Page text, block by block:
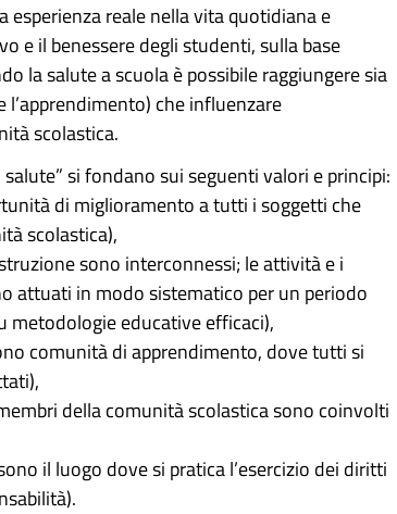
esperienza reale nella vita quotidiana e
e il benessere degli studenti, sulla base
la salute a scuola è possibile raggiungere sia
che influenzare
scolastica.
si fondano sui seguenti valori e principi:
di miglioramento a tutti i soggetti che
scolastica),
sono interconnessi; le attività e i
attuati in modo sistematico per un periodo
metodologie educative efficaci),
comunità di apprendimento, dove tutti si
della comunità scolastica sono coinvolti
il luogo dove si pratica l’esercizio dei diritti